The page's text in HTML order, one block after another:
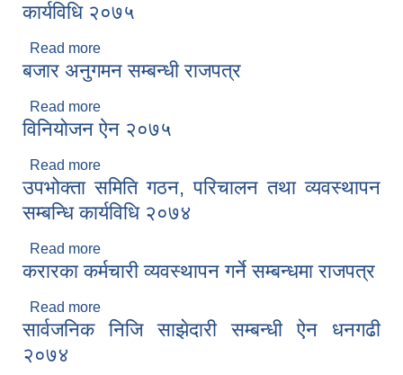
कार्यविधि २०७५
Read more
कार्यविधि २०७५
बजार अनुगमन सम्बन्धी राजपत्र
Read more
विनियोजन ऐन २०७५
Read more
उपभोक्ता समिति गठन, परिचालन तथा व्यवस्थापन
सम्बन्धि कार्यविधि २०७४
Read more
सम्बन्धि कार्यविधि २०७४
करारका कर्मचारी व्यवस्थापन गर्ने सम्बन्धमा राजपत्र
Read more
सार्वजनिक निजि साझेदारी सम्बन्धी ऐन धनगढी
२०७४